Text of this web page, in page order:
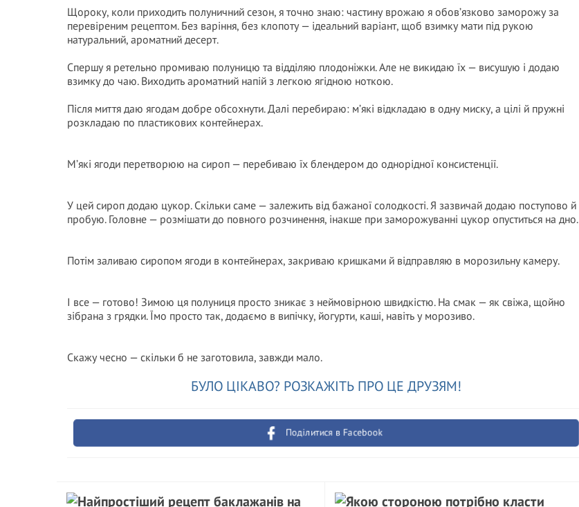
Щороку, коли приходить полуничний сезон, я точно знаю: частину врожаю я обов’язково заморожу за
перевіреним рецептом. Без варіння, без клопоту — ідеальний варіант, щоб взимку мати під рукою
натуральний, ароматний десерт.
Спершу я ретельно промиваю полуницю та відділяю плодоніжки. Але не викидаю їх — висушую і додаю
взимку до чаю. Виходить ароматний напій з легкою ягідною ноткою.
Після миття даю ягодам добре обсохнути. Далі перебираю: м’які відкладаю в одну миску, а цілі й пружні
розкладаю по пластикових контейнерах.
М’які ягоди перетворюю на сироп — перебиваю їх блендером до однорідної консистенції.
У цей сироп додаю цукор. Скільки саме — залежить від бажаної солодкості. Я зазвичай додаю поступово й
пробую. Головне — розмішати до повного розчинення, інакше при заморожуванні цукор опуститься на дно.
Потім заливаю сиропом ягоди в контейнерах, закриваю кришками й відправляю в морозильну камеру.
І все — готово! Зимою ця полуниця просто зникає з неймовірною швидкістю. На смак — як свіжа, щойно
зібрана з грядки. Їмо просто так, додаємо в випічку, йогурти, каші, навіть у морозиво.
Скажу чесно — скільки б не заготовила, завжди мало.
БУЛО ЦІКАВО? РОЗКАЖІТЬ ПРО ЦЕ ДРУЗЯМ!
Поділитися в Facebook